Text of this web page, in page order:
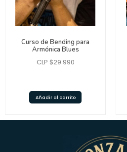
Curso de Bending para
Armónica Blues
CLP $29.990
Añadir al carrito